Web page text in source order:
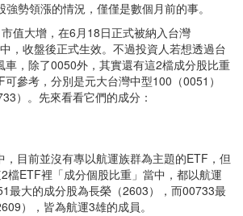
勢領漲的情況，僅僅是數個月前的事。
值大增，在6月18日正式被納入台灣
，收盤後正式生效。不過投資人若想透過台
車，除了0050外，其實還有這2檔成分股比重
參考，分別是元大台灣中型100（0051）
）。先來看看它們的成分：
，目前並沒有專以航運族群為主題的ETF，但
檔ETF裡「成分個股比重」當中，都以航運
最大的成分股為長榮（2603），而00733最
），皆為航運3雄的成員。